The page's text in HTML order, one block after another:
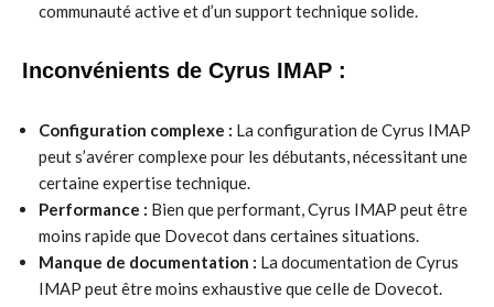
communauté active et d’un support technique solide.
Inconvénients de Cyrus IMAP :
Configuration complexe : La configuration de Cyrus IMAP
peut s’avérer complexe pour les débutants, nécessitant une
certaine expertise technique.
Performance : Bien que performant, Cyrus IMAP peut être
moins rapide que Dovecot dans certaines situations.
Manque de documentation : La documentation de Cyrus
IMAP peut être moins exhaustive que celle de Dovecot.